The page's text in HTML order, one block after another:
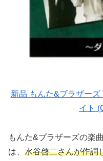
新品 もんた&ブラザー
イト
もんた&ブラザーズの楽曲
は、 水谷啓二さんが作詞